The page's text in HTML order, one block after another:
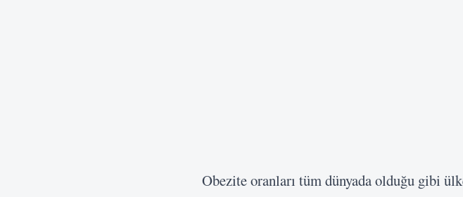
Obezite oranları tüm dünyada olduğu gibi